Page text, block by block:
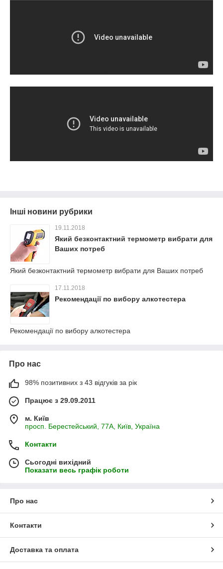
Інші новини рубрики
19.11.2018
Який безконтактний термометр вибрати для
Ваших потреб
Який безконтактний термометр вибрати для Ваших потреб
17.11.2018
Рекомендації по вибору алкотестера
Рекомендації по вибору алкотестера
Про нас
98% позитивних з 43 відгуків за рік
Працює з 29.09.2011
м. Київ
просп. Берестейський, 77А, Київ, Україна
Контакти
Сьогодні вихідний
Показати весь графік роботи
Про нас
Контакти
Доставка та оплата